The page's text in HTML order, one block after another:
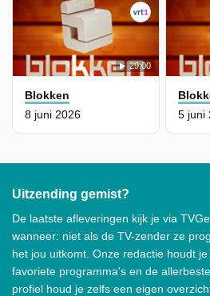
29:00
Blokken
8 juni 2026
5 juni
Uitzending gemist?
De laatste afleveringen kijk je via
wanneer: niet als de TV-zender ze
het jou uitkomt. Onze redactie houdt
favoriete programma's en de
profiel houd je zelfs een eigen